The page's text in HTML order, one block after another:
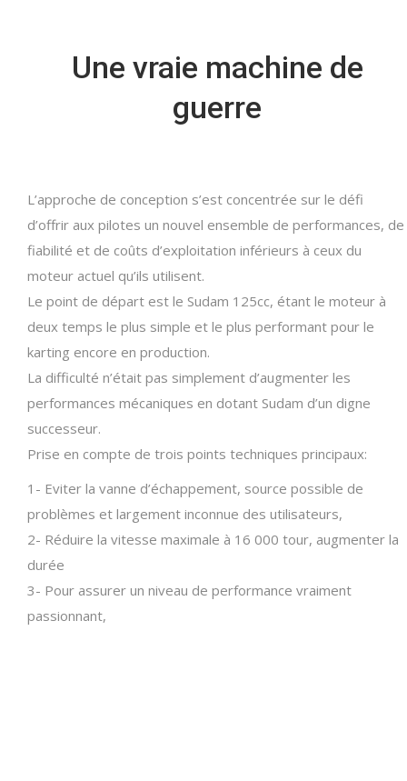
Une vraie machine de
guerre
L’approche de conception s’est concentrée sur le défi
d’offrir aux pilotes un nouvel ensemble de performances, de
fiabilité et de coûts d’exploitation inférieurs à ceux du
moteur actuel qu’ils utilisent.
Le point de départ est le Sudam 125cc, étant le moteur à
deux temps le plus simple et le plus performant pour le
karting encore en production.
La difficulté n’était pas simplement d’augmenter les
performances mécaniques en dotant Sudam d’un digne
successeur.
Prise en compte de trois points techniques principaux:
1- Eviter la vanne d’échappement, source possible de
problèmes et largement inconnue des utilisateurs,
2- Réduire la vitesse maximale à 16 000 tour, augmenter la
durée
3- Pour assurer un niveau de performance vraiment
passionnant,